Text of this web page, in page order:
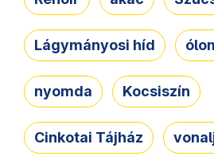
Lágymányosi híd
nyomda Kocsiszín
Cinkotai Tájház